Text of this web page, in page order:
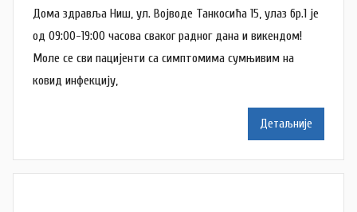
о
р
N
š
a
Дома здравља Ниш, ул. Војводе Танкосића 15, улаз бр.1 је
од 09:00-19:00 часова сваког радног дана и викендом!
Моле се сви пацијенти са симптомима сумњивим на
ковид инфекцију,
Детаљније